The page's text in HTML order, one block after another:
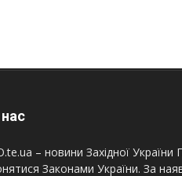
– новини Західної
Законами України. За